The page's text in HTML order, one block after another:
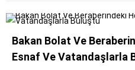
Bakan Bolat Ve
Esnaf Ve Vatandaşlarla